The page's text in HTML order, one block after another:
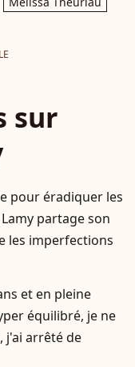
sur
pour éradiquer les
partage son
les imperfections
et en pleine
équilibré, je ne
j'ai arrêté de